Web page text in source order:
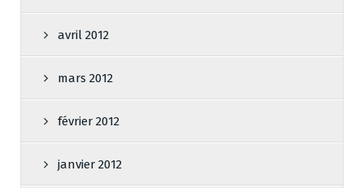
avril 2012
mars 2012
février 2012
janvier 2012